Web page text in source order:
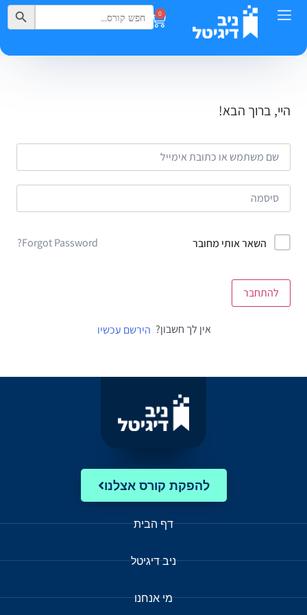
0
Search
for:
Search Button
היי, ברוך הבא!
השאר אותי מחובר Forgot Password?
להתחבר
אין לך חשבון? הירשם עכשיו
להפקת קורס אצלנו
דף הבית
ניב דיגיטל
מי אנחנו